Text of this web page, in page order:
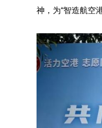
神，为“智造航空